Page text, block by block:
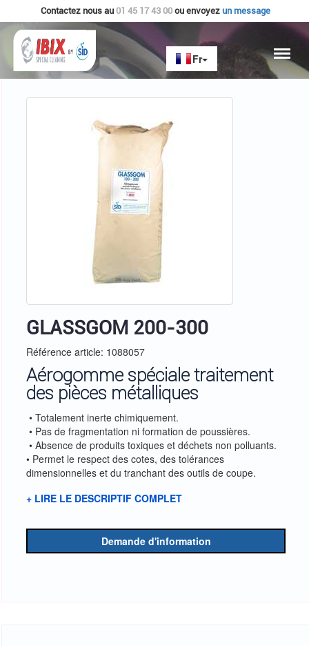
Contactez nous au 01 45 17 43 00ou envoyez un message
Accueil AEROGOMMES
GLASSGOM 200-300
Référence article: 1088057
Aérogomme spéciale traitement
des pièces métalliques
• Totalement inerte chimiquement.
• Pas de fragmentation ni formation de poussières.
• Absence de produits toxiques et déchets non polluants.
• Permet le respect des cotes, des tolérances
dimensionnelles et du tranchant des outils de coupe.
+ LIRE LE DESCRIPTIF COMPLET
Demande d'information